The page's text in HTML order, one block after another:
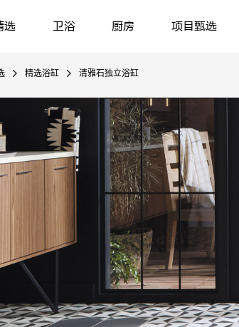
选 卫浴 厨房 项目甄选
精选浴缸 清雅石独立浴缸